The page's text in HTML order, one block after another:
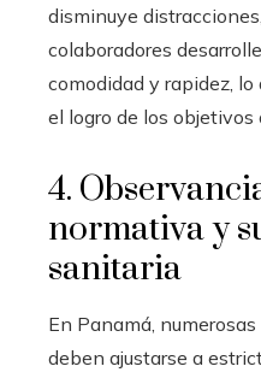
disminuye
colaboradores
comodidad y rapidez,
el logro de los objetivos
4.
normativa y
sanitaria
En Panamá,
deben ajustarse a